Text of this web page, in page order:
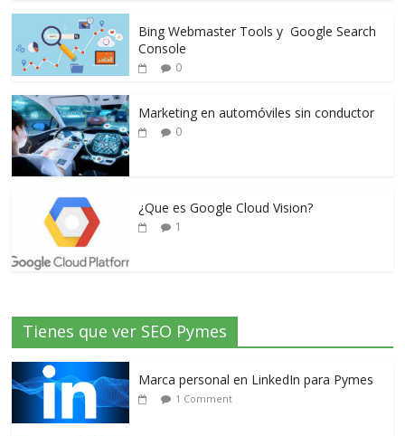
Bing Webmaster Tools y Google Search
Console
0
Marketing en automóviles sin conductor
0
¿Que es Google Cloud Vision?
1
Tienes que ver SEO Pymes
Marca personal en LinkedIn para Pymes
1 Comment